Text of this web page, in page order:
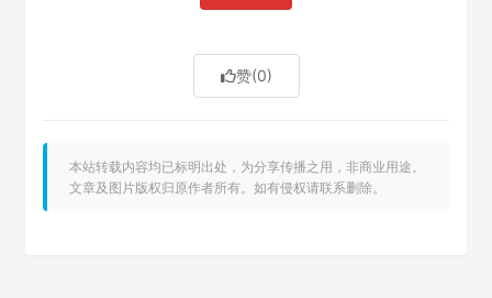
赞(0)
本站转载内容均已标明出处，为分享传播之用，非商业用途。
文章及图片版权归原作者所有。如有侵权请联系删除。